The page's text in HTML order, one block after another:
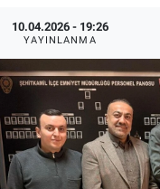
10.04.2026 - 19:26
YAYINLANMA
Sağlık
TEKNOLOJİ
Dünya
Haber Arşivi